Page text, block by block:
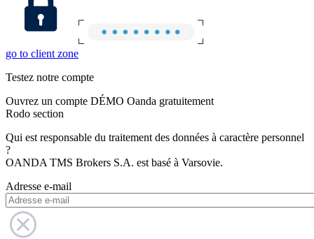
go to client zone
Testez notre compte
Ouvrez un compte DÉMO Oanda gratuitement
Rodo section
Qui est responsable du traitement des données à caractère personnel
?
OANDA TMS Brokers S.A. est basé à Varsovie.
Adresse e-mail